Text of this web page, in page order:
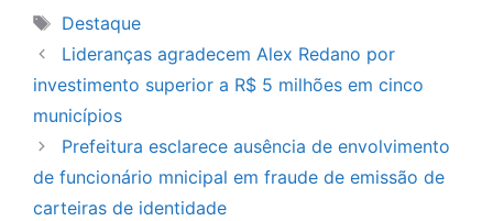
Tags
Destaque
Lideranças agradecem Alex Redano por
investimento superior a R$ 5 milhões em cinco
municípios
Prefeitura esclarece ausência de envolvimento
de funcionário mnicipal em fraude de emissão de
carteiras de identidade